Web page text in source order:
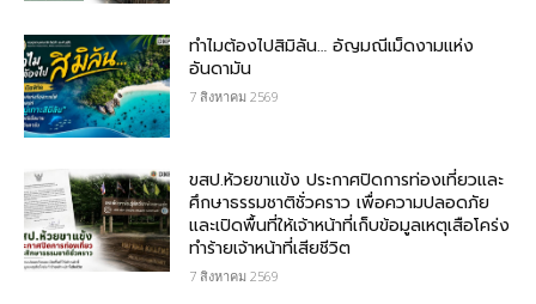
ทำไมต้องไปสิมิลัน… อัญมณีเม็ดงามแห่ง
อันดามัน
7 สิงหาคม 2569
ขสป.ห้วยขาแข้ง ประกาศปิดการท่องเที่ยวและ
ศึกษาธรรมชาติชั่วคราว เพื่อความปลอดภัย
และเปิดพื้นที่ให้เจ้าหน้าที่เก็บข้อมูลเหตุเสือโคร่ง
ทำร้ายเจ้าหน้าที่เสียชีวิต
7 สิงหาคม 2569